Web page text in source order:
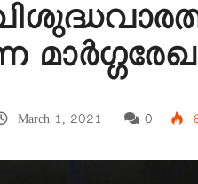
March 1, 2021 0